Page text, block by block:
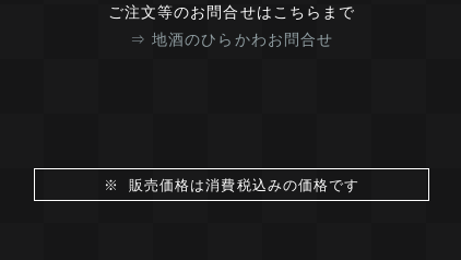
ご注文等のお問合せはこちらまで
⇒ 地酒のひらかわお問合せ
※ 販売価格は消費税込みの価格です